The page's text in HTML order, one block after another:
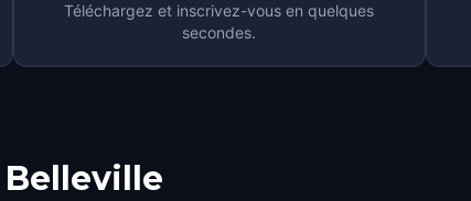
Téléchargez et inscrivez-vous en quelques
secondes.
Belleville